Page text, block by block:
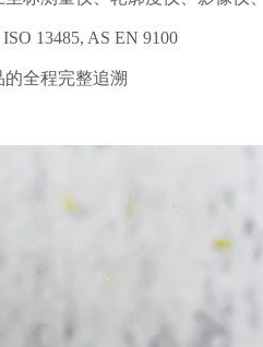
13485, AS EN 9100
全程完整追溯